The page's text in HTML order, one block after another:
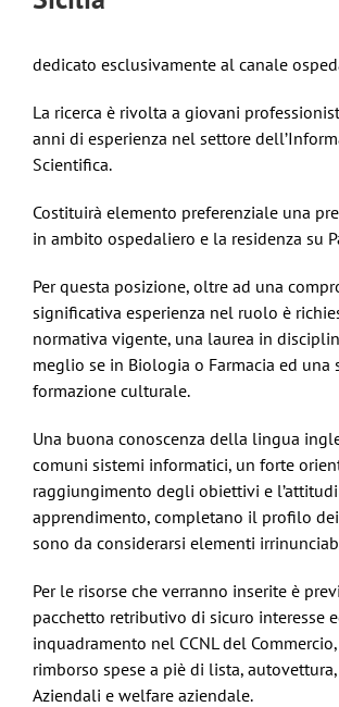
dedicato esclusivamente al canale
La ricerca è rivolta a giovani
anni di esperienza nel settore
Scientifica.
Costituirà elemento preferenziale una
in ambito ospedaliero e la residenza su
Per questa posizione, oltre ad una
significativa esperienza nel ruolo è
normativa vigente, una laurea in
meglio se in Biologia o Farmacia ed una
formazione culturale.
Una buona conoscenza della lingua
comuni sistemi informatici, un forte
raggiungimento degli obiettivi e
apprendimento, completano il profilo
sono da considerarsi elementi
Per le risorse che verranno inserite è
pacchetto retributivo di sicuro interesse
inquadramento nel CCNL del
rimborso spese a piè di lista,
Aziendali e welfare aziendale.